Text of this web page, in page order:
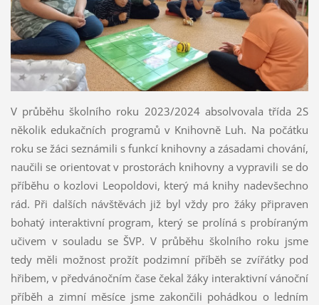
V průběhu školního roku 2023/2024 absolvovala třída 2S
několik edukačních programů v Knihovně Luh. Na počátku
roku se žáci seznámili s funkcí knihovny a zásadami chování,
naučili se orientovat v prostorách knihovny a vypravili se do
příběhu o kozlovi Leopoldovi, který má knihy nadevšechno
rád. Při dalších návštěvách již byl vždy pro žáky připraven
bohatý interaktivní program, který se prolíná s probíraným
učivem v souladu se ŠVP. V průběhu školního roku jsme
tedy měli možnost prožít podzimní příběh se zvířátky pod
hřibem, v předvánočním čase čekal žáky interaktivní vánoční
příběh a zimní měsíce jsme zakončili pohádkou o ledním